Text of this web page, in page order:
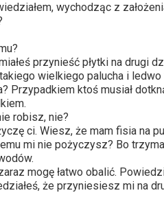
wychodząc z
przynieść płytki na drugi
wielkiego palucha i ledwo
Przypadkiem ktoś musiał
robisz, nie?
ci. Wiesz, że mam fisia na
mi nie pożyczysz? Bo
mogę łatwo obalić.
że przyniesiesz mi na